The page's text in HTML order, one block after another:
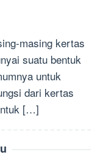
masing kertas
suatu bentuk
untuk
dari kertas
[…]